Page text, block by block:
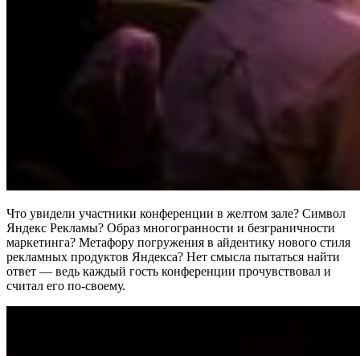
Что увидели участники конференции в желтом зале? Символ
Яндекс Рекламы? Образ многогранности и безграничности
маркетинга? Метафору погружения в айдентику нового стиля
рекламных продуктов Яндекса? Нет смысла пытаться найти
ответ — ведь каждый гость конференции прочувствовал и
считал его по-своему.